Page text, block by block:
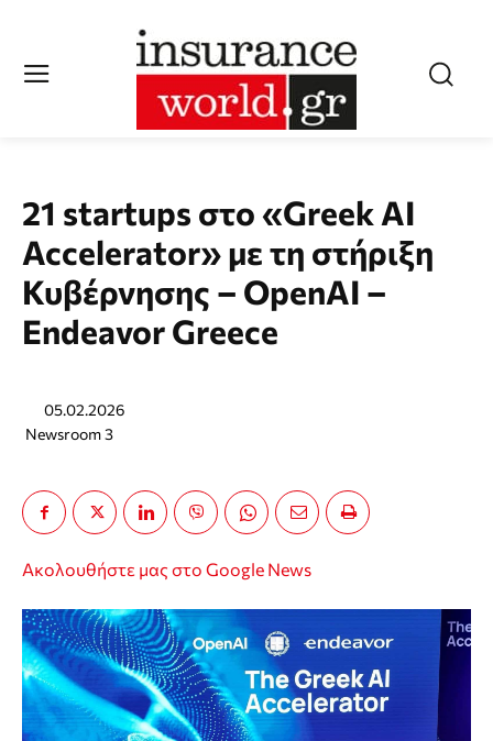
21 startups στο «Greek AI
Accelerator» με τη στήριξη
Κυβέρνησης – OpenAI –
Endeavor Greece
05.02.2026
Newsroom 3
Ακολουθήστε μας στο Google News